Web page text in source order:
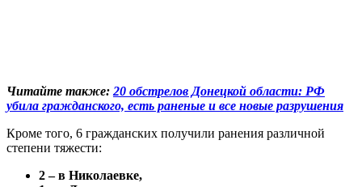
Читайте также: 20 обстрелов Донецкой области: РФ
убила гражданского, есть раненые и все новые разрушения
Кроме того, 6 гражданских получили ранения различной
степени тяжести:
2 – в Николаевке,